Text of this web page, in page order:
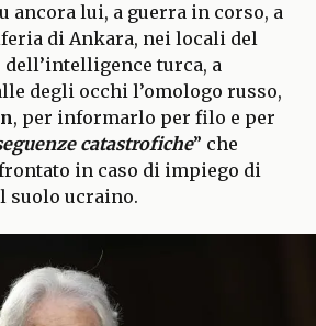
ancora lui, a guerra in corso, a
di Ankara, nei locali del
turca, a
degli occhi l’omologo russo,
, per informarlo per filo e per
catastrofiche” che
in caso di impiego di
suolo ucraino.